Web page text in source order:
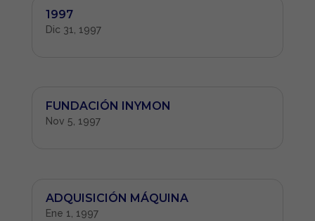
1997
Dic 31, 1997
FUNDACIÓN INYMON
Nov 5, 1997
ADQUISICIÓN MÁQUINA
Ene 1, 1997